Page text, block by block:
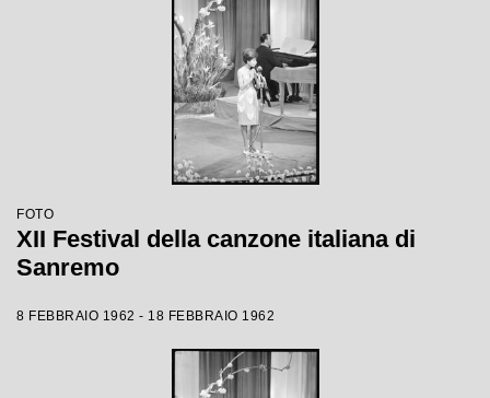
FOTO
XII Festival della canzone italiana di
Sanremo
8 FEBBRAIO 1962 - 18 FEBBRAIO 1962